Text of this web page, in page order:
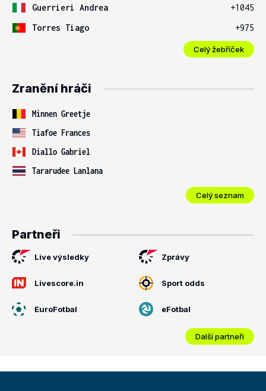
Guerrieri Andrea
+1045
Torres Tiago
+975
Celý žebříček
Zranění hráči
Minnen Greetje
Tiafoe Frances
Diallo Gabriel
Tararudee Lanlana
Celý seznam
Partneři
Live výsledky Zprávy
Livescore.in Sport odds
EuroFotbal eFotbal
Další partneři